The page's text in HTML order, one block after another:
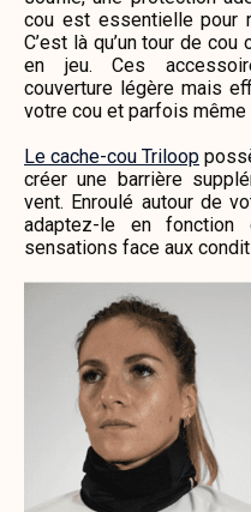
cou est essentielle pour
C’est là qu’un tour de
en jeu. Ces
couverture légère mais
votre cou et parfois
Le cache-cou Triloop
créer une barrière
vent. Enroulé autour de
adaptez-le en
sensations face aux